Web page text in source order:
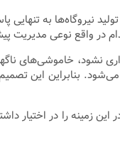
نیروگاه‌ها به تنهایی
در واقع نوعی مدیریت
نشود، خاموشی‌های
بنابراین این تصمیم
این زمینه را در